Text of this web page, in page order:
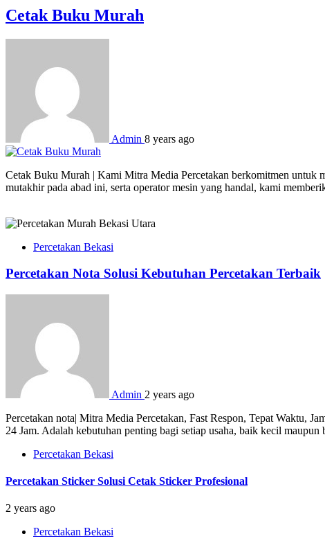
Cetak Buku Murah
Admin 8 years ago
Cetak Buku Murah | Kami Mitra Media Percetakan berkomitmen untuk
mutakhir pada abad ini, serta operator mesin yang handal, kami
Percetakan Bekasi
Percetakan Nota Solusi Kebutuhan Percetakan Terbaik
Admin 2 years ago
Percetakan nota| Mitra Media Percetakan, Fast Respon, Tepat Waktu,
24 Jam. Adalah kebutuhan penting bagi setiap usaha, baik kecil
Percetakan Bekasi
Percetakan Sticker Solusi Cetak Sticker Profesional
2 years ago
Percetakan Bekasi